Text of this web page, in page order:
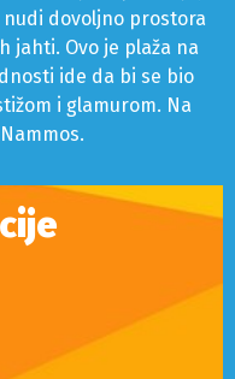
i kristalno
jer plaža je
sunčanje i opuštanje,
dovoljno prostora
Ovo je plaža na
i glamurom. Na